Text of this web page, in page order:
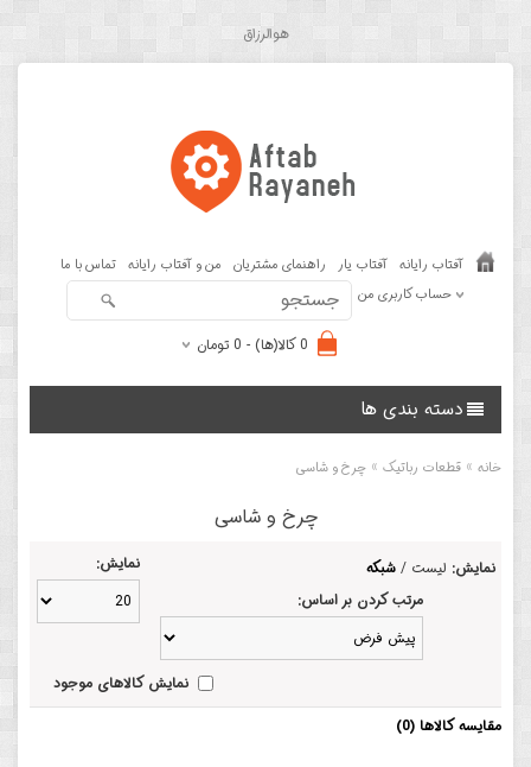
هوالرزاق
آفتاب رایانه آفتاب یار راهنمای مشتریان من و آفتاب رایانه تماس با ما
حساب کاربری من
0 کالا(ها) - 0 تومان
دسته بندی ها
خانه » قطعات رباتیک » چرخ و شاسی
چرخ و شاسی
نمایش: لیست / شبکه
نمایش:
مرتب کردن بر اساس:
نمایش کالاهای موجود
مقایسه کالاها (0)